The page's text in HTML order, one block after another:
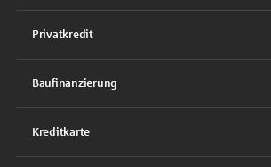
Privatkredit
Baufinanzierung
Kreditkarte